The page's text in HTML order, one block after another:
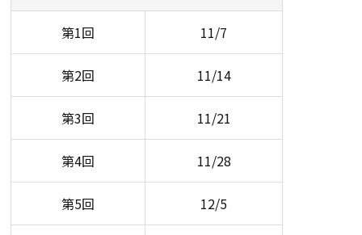
第1回 11/7
第2回 11/14
第3回 11/21
第4回 11/28
第5回 12/5